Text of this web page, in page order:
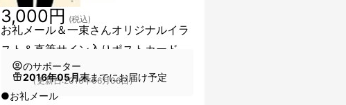
お礼メール＆一束さんオリジナルイラ
スト＆直筆サイン入りポストカード
3,000円 (税込)
のサポーター
2016年05月末までにお届け予定
（更新日:2016年06月06日）
●お礼メール